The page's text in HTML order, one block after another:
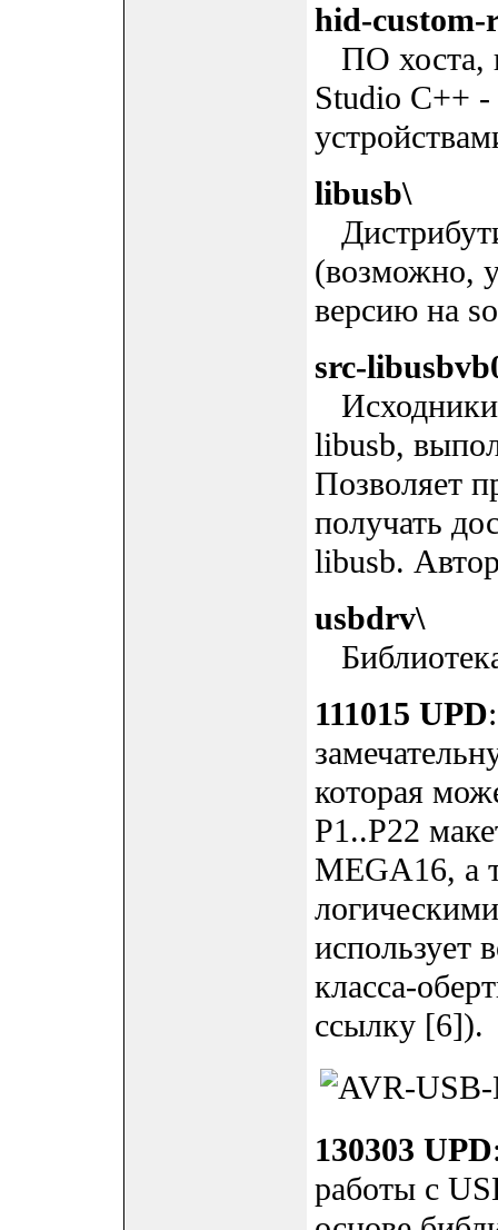
hid-custom-
ПО хоста,
Studio C++ -
libusb\
(возможно,
версию на
src-
libusb,
Позволяет
получать
libusb.
usbdrv\
111015 UPD
которая
P1..P22
MEGA16, а
использует
класса-
ссылку [6]).
130303 UPD
работы с